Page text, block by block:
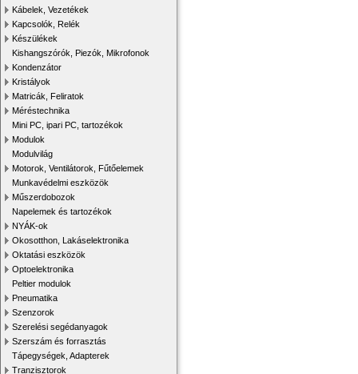
Kábelek, Vezetékek
Kapcsolók, Relék
Készülékek
Kishangszórók, Piezók, Mikrofonok
Kondenzátor
Kristályok
Matricák, Feliratok
Méréstechnika
Mini PC, ipari PC, tartozékok
Modulok
Modulvilág
Motorok, Ventilátorok, Fűtőelemek
Munkavédelmi eszközök
Műszerdobozok
Napelemek és tartozékok
NYÁK-ok
Okosotthon, Lakáselektronika
Oktatási eszközök
Optoelektronika
Peltier modulok
Pneumatika
Szenzorok
Szerelési segédanyagok
Szerszám és forrasztás
Tápegységek, Adapterek
Tranzisztorok